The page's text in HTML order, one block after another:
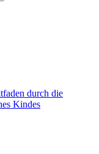
durch die
Kindes